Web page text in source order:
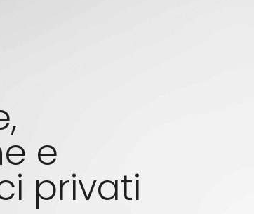
e
privati